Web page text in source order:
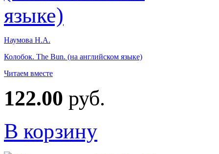
Наумова Н.А.
Колобок. The Bun. (на английском языке)
Читаем вместе
122.00 руб.
В корзину